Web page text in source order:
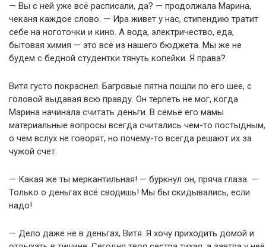
— Вы с ней уже всё расписали, да? — продолжала Марина,
чеканя каждое слово. — Ира живет у нас, стипендию тратит
себе на ноготочки и кино. А вода, электричество, еда,
бытовая химия — это всё из нашего бюджета. Мы же не
будем с бедной студентки тянуть копейки. Я права?
Витя густо покраснел. Багровые пятна пошли по его шее, с
головой выдавая всю правду. Он терпеть не мог, когда
Марина начинала считать деньги. В семье его мамы
материальные вопросы всегда считались чем-то постыдным,
о чем вслух не говорят, но почему-то всегда решают их за
чужой счет.
— Какая же ты меркантильная! — буркнул он, пряча глаза. —
Только о деньгах всё сводишь! Мы бы скидывались, если
надо!
— Дело даже не в деньгах, Витя. Я хочу приходить домой и